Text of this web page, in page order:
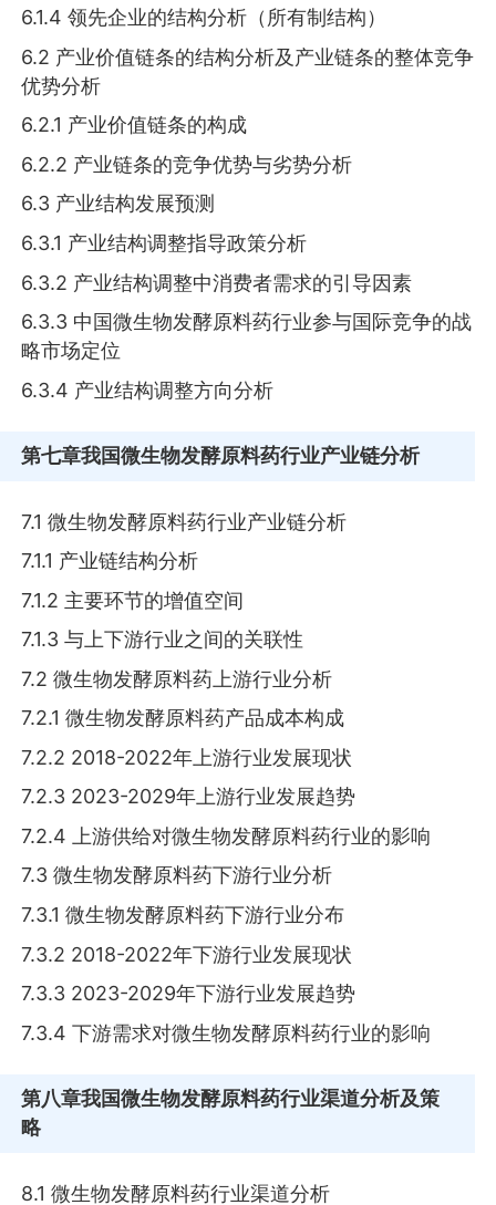
6.1.4 领先企业的结构分析（所有制结构）
6.2 产业价值链条的结构分析及产业链条的整体竞争
优势分析
6.2.1 产业价值链条的构成
6.2.2 产业链条的竞争优势与劣势分析
6.3 产业结构发展预测
6.3.1 产业结构调整指导政策分析
6.3.2 产业结构调整中消费者需求的引导因素
6.3.3 中国微生物发酵原料药行业参与国际竞争的战
略市场定位
6.3.4 产业结构调整方向分析
第七章我国微生物发酵原料药行业产业链分析
7.1 微生物发酵原料药行业产业链分析
7.1.1 产业链结构分析
7.1.2 主要环节的增值空间
7.1.3 与上下游行业之间的关联性
7.2 微生物发酵原料药上游行业分析
7.2.1 微生物发酵原料药产品成本构成
7.2.2 2018-2022年上游行业发展现状
7.2.3 2023-2029年上游行业发展趋势
7.2.4 上游供给对微生物发酵原料药行业的影响
7.3 微生物发酵原料药下游行业分析
7.3.1 微生物发酵原料药下游行业分布
7.3.2 2018-2022年下游行业发展现状
7.3.3 2023-2029年下游行业发展趋势
7.3.4 下游需求对微生物发酵原料药行业的影响
第八章我国微生物发酵原料药行业渠道分析及策
略
8.1 微生物发酵原料药行业渠道分析